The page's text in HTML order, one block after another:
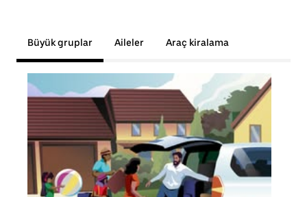
Büyük gruplar Aileler Araç kiralama